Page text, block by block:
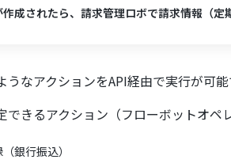
成されたら、請求管理ロボで請求情報（定
うなアクションをAPI経由で実行が可
きるアクション（フローボットオペ
銀行振込）